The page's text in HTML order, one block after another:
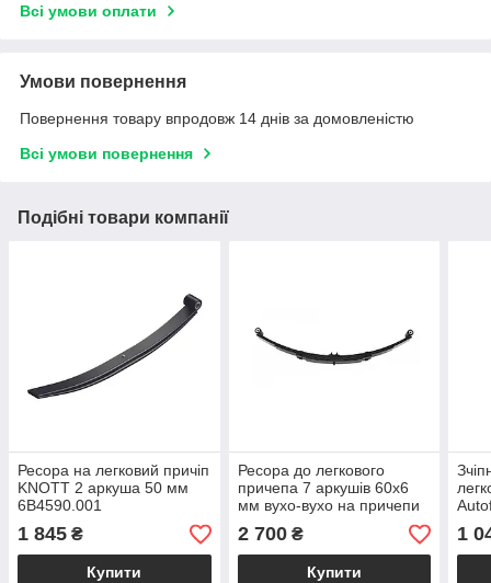
Всі умови оплати
Умови повернення
Повернення товару впродовж 14 днів за домовленістю
Всі умови повернення
Подібні товари компанії
Ресора на легковий причіп
KNOTT 2 аркуша 50 мм
6B4590.001
1 845 ₴
Купити
Ресора до легкового
причепа 7 аркушів 60х6
мм вухо-вухо на причепи
ЛІДЕР ЛЕВ КОРИДА
2 700₴
Купити
1